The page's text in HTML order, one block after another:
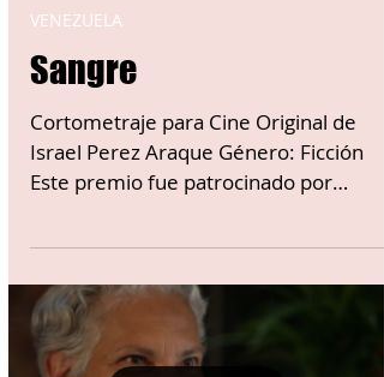
VENEZUELA
Sangre
Cortometraje para Cine Original de
Israel Perez Araque Género: Ficción
Este premio fue patrocinado por